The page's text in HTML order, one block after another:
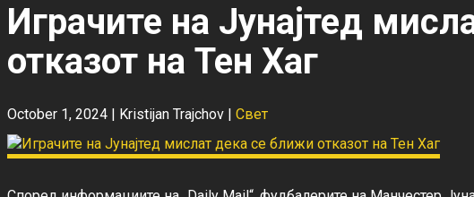
Играчите на Јунајтед
отказот на Тен Хаг
October 1, 2024 | Kristijan Trajchov | Свет